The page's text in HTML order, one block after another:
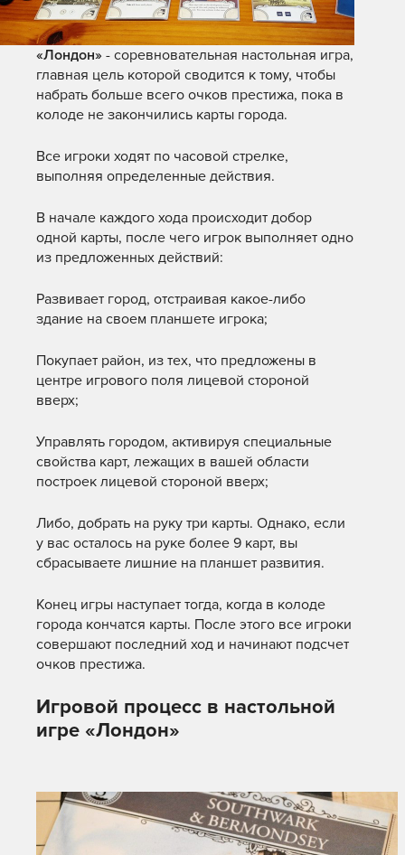
«Лондон» - соревновательная настольная игра,
главная цель которой сводится к тому, чтобы
набрать больше всего очков престижа, пока в
колоде не закончились карты города.
Все игроки ходят по часовой стрелке,
выполняя определенные действия.
В начале каждого хода происходит добор
одной карты, после чего игрок выполняет одно
из предложенных действий:
Развивает город, отстраивая какое-либо
здание на своем планшете игрока;
Покупает район, из тех, что предложены в
центре игрового поля лицевой стороной
вверх;
Управлять городом, активируя специальные
свойства карт, лежащих в вашей области
построек лицевой стороной вверх;
Либо, добрать на руку три карты. Однако, если
у вас осталось на руке более 9 карт, вы
сбрасываете лишние на планшет развития.
Конец игры наступает тогда, когда в колоде
города кончатся карты. После этого все игроки
совершают последний ход и начинают подсчет
очков престижа.
Игровой процесс в настольной
игре «Лондон»